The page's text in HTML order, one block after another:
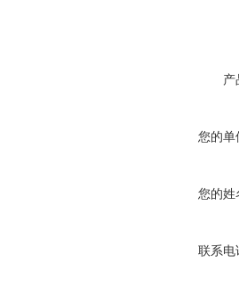
产
您的单
您的姓
联系电